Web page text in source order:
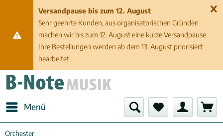
Versandpause bis zum 12. August
Sehr geehrte Kunden, aus organisatorischen Gründen
machen wir bis zum 12. August eine kurze Versandpause.
Ihre Bestellungen werden ab dem 13. August priorisiert
bearbeitet.
Menü
Orchester